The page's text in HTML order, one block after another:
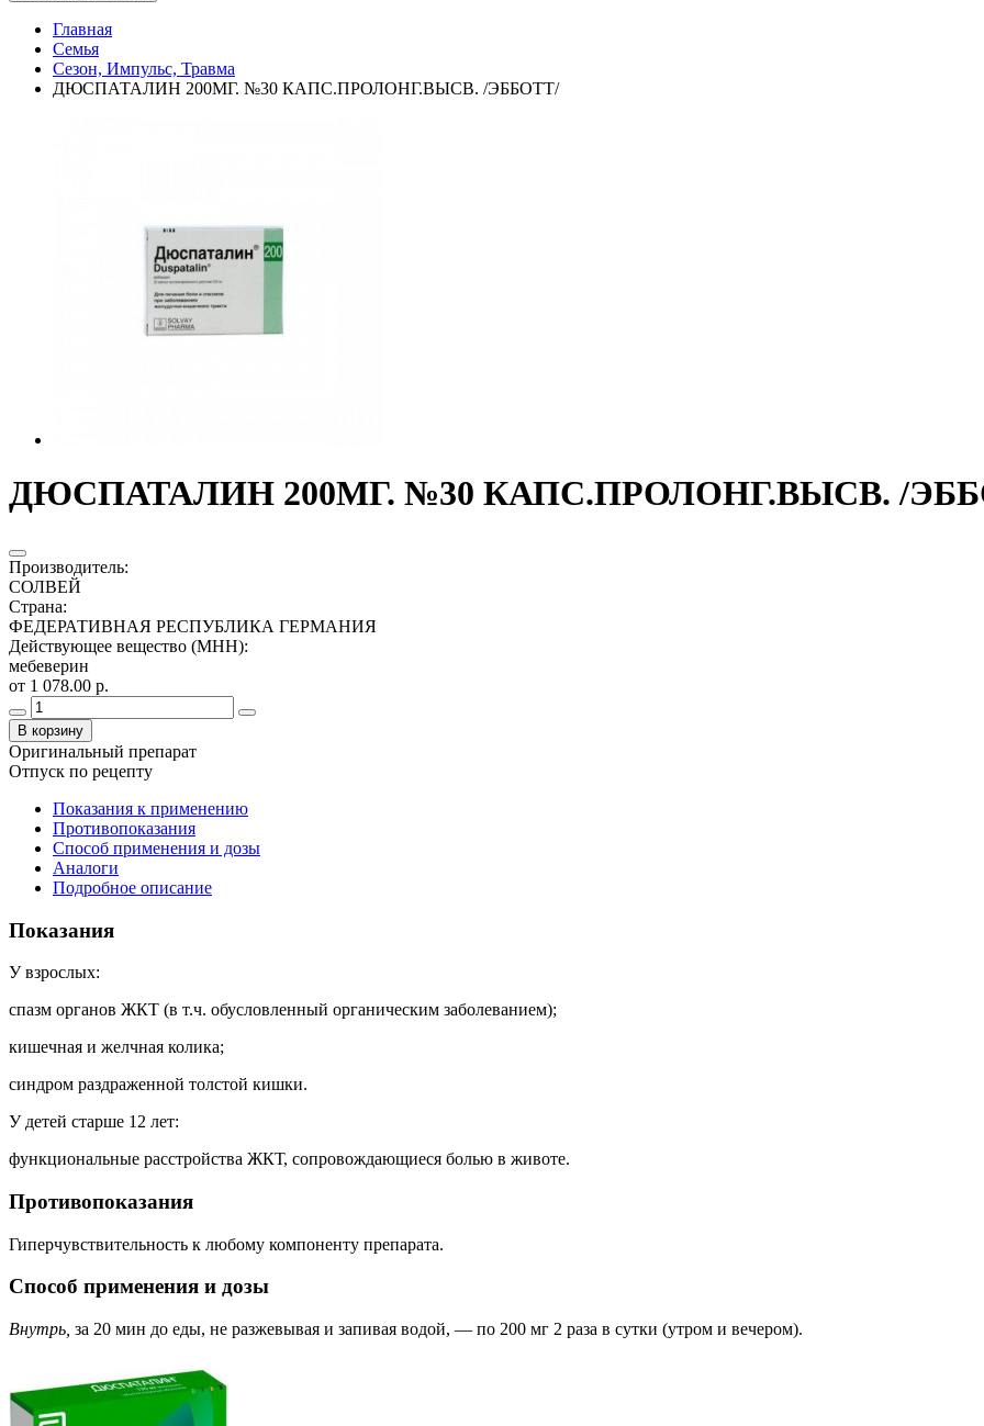
Главная
Семья
Сезон, Импульс, Травма
ДЮСПАТАЛИН 200МГ. №30 КАПС.ПРОЛОНГ.ВЫСВ. /ЭББОТТ/
ДЮСПАТАЛИН 200МГ. №30 КАПС.ПРОЛОНГ.ВЫСВ. /
Производитель:
СОЛВЕЙ
Страна:
ФЕДЕРАТИВНАЯ РЕСПУБЛИКА ГЕРМАНИЯ
Действующее вещество (МНН):
мебеверин
от 1 078.00 р.
В корзину
Оригинальный препарат
Отпуск по рецепту
Показания к применению
Противопоказания
Способ применения и дозы
Аналоги
Подробное описание
Показания
У взрослых:
спазм органов ЖКТ (в т.ч. обусловленный органическим заболеванием);
кишечная и желчная колика;
синдром раздраженной толстой кишки.
У детей старше 12 лет:
функциональные расстройства ЖКТ, сопровождающиеся болью в животе.
Противопоказания
Гиперчувствительность к любому компоненту препарата.
Способ применения и дозы
Внутрь, за 20 мин до еды, не разжевывая и запивая водой, — по 200 мг 2 раза в сутки (утром и вечером).